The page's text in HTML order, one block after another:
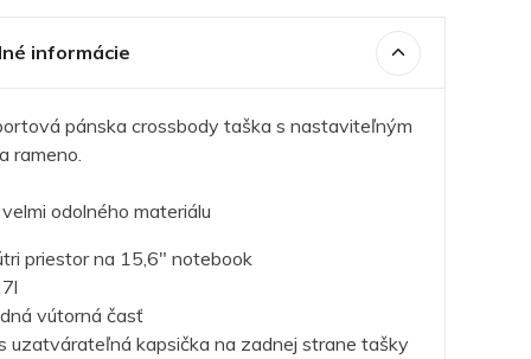
informácie
pánska crossbody taška s nastaviteľným
rameno.
odolného materiálu
priestor na 15,6" notebook
vútorná časť
uzatvárateľná kapsička na zadnej strane tašky